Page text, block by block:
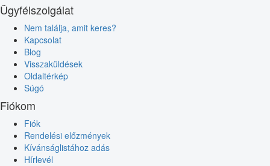
Ügyfélszolgálat
Nem találja, amit keres?
Kapcsolat
Blog
Visszaküldések
Oldaltérkép
Súgó
Fiókom
Fiók
Rendelési előzmények
Kívánságlistához adás
Hírlevél